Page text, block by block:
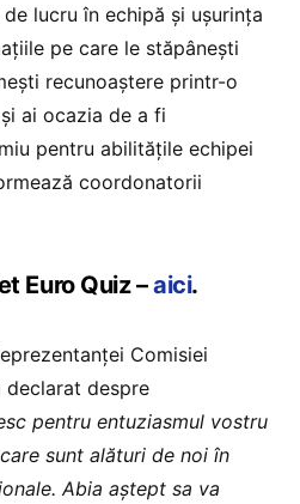
lucru în echipă și ușurința
pe care le stăpânești
recunoaștere printr-o
ai ocazia de a fi
pentru abilitățile echipei
coordonatorii
Euro Quiz –aici.
Comisiei
declarat despre
pentru entuziasmul vostru
sunt alături de noi în
Abia aștept sa va